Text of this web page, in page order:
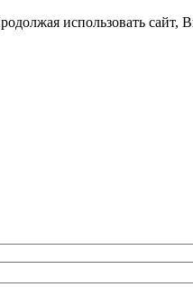
использовать сайт,